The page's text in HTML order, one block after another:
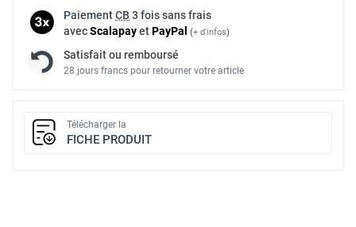
PaiementCB 3 fois sans frais
avecScalapayetPayPal (+ d'infos)
Satisfait ou remboursé
28 jours francs pour retourner votre article
Télécharger la
FICHE PRODUIT